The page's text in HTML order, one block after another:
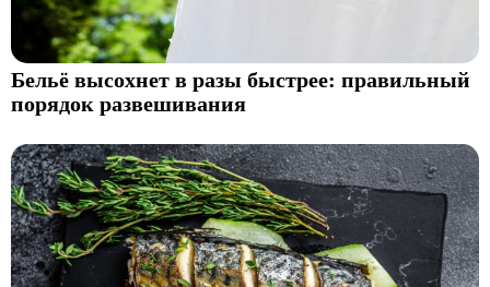
Бельё высохнет в разы быстрее: правильный
порядок развешивания